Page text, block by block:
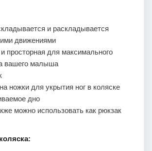
и раскладывается
движениями
просторная для максимального
вашего малыша
ножки для укрытия ног в коляске
дно
можно использовать как рюкзак